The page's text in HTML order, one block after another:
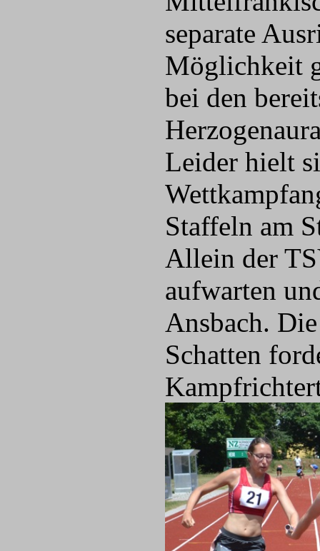
separate
Möglichkeit
bei den
Leider hielt
Staffeln am
Allein der
aufwarten
Ansbach.
Schatten